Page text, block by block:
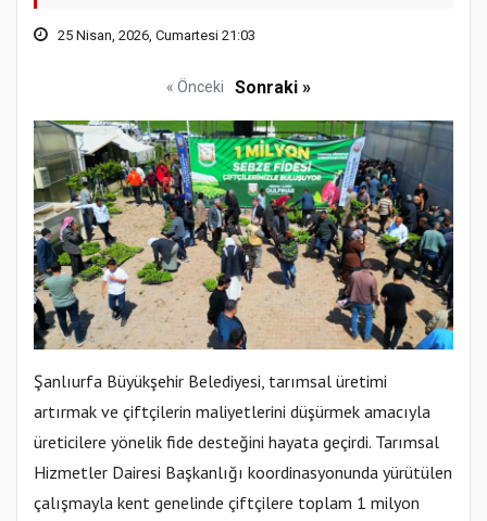
25 Nisan, 2026, Cumartesi 21:03
« Önceki Sonraki »
Şanlıurfa Büyükşehir Belediyesi, tarımsal üretimi
artırmak ve çiftçilerin maliyetlerini düşürmek amacıyla
üreticilere yönelik fide desteğini hayata geçirdi. Tarımsal
Hizmetler Dairesi Başkanlığı koordinasyonunda yürütülen
çalışmayla kent genelinde çiftçilere toplam 1 milyon